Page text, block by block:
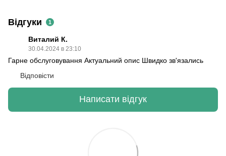
Відгуки 1
Виталий К.
30.04.2024 в 23:10
Гарне обслуговування Актуальний опис Швидко зв'язались
Відповісти
Написати відгук